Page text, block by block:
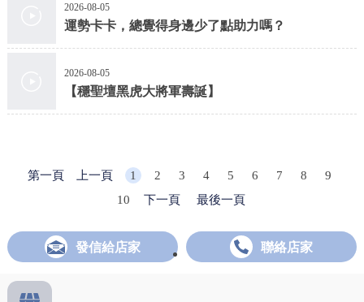
2026-08-05
運勢卡卡，總覺得身邊少了點助力嗎？
2026-08-05
【穩聖壇黑虎大將軍壽誕】
第一頁 上一頁 1 2 3 4 5 6 7 8
9
10
下一頁 最後一頁
發信給店家 聯絡店家